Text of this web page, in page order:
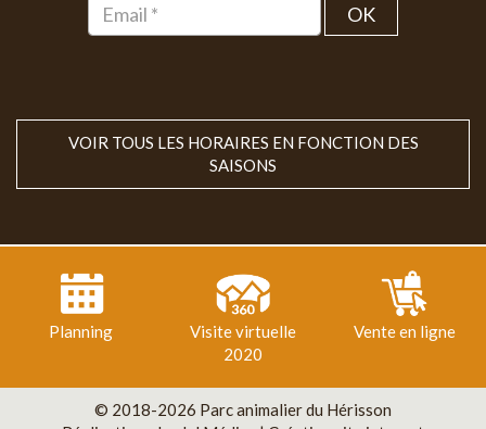
OK
VOIR TOUS LES HORAIRES EN FONCTION DES
SAISONS
Planning
Visite virtuelle
2020
Vente en ligne
© 2018-2026 Parc animalier du Hérisson